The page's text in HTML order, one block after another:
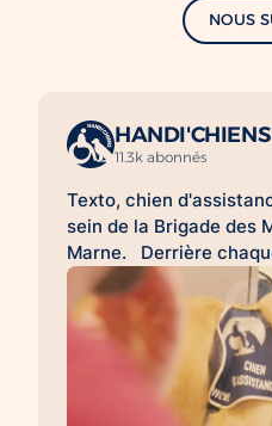
NOUS
HANDI'CHIENS
11.3k abonnés
Texto, chien
sein de la Brigade des
Marne. Derrière
a une histoire difficile
nombreuses victimes,
d'un commissariat ou
les faits lors d'une
expertise peut être
côtés, les chiens